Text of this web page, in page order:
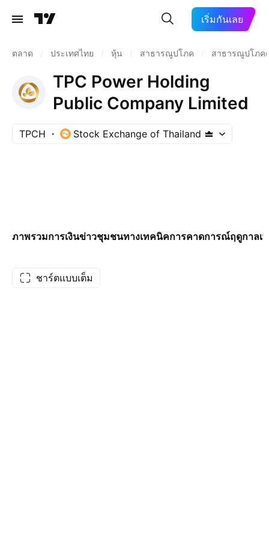
เริ่มกันเลย
ตลาด ประเทศไทย หุ้น สาธารณูปโภค สาธารณูปโภค
TPC Power Holding
Public Company Limited
TPCH Stock Exchange of Thailand
ภาพรวมการเงินข่าวชุมชนทางเทคนิคการคาดการณ์ฤดูกาลเ
ชาร์ตแบบเต็ม